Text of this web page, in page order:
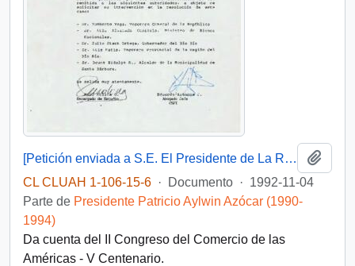
[Petición enviada a S.E. El Presidente de La República, de las Comunidades Cauaicú y Malla Malla, del Alto Bio Bío, relacionado con el Remate del Fundo Queuco]
CL CLUAH 1-106-15-6 · Documento · 1992-11-04
Parte de Presidente Patricio Aylwin Azócar (1990-
1994)
Da cuenta del II Congreso del Comercio de las
Américas - V Centenario.